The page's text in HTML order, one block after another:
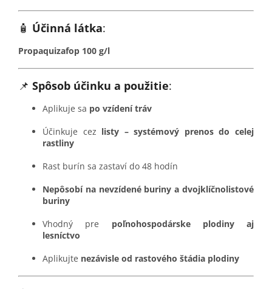
🧴 Účinná látka:
Propaquizafop 100 g/l
📌 Spôsob účinku a použitie:
Aplikuje sa po vzídení tráv
Účinkuje cez listy – systémový prenos do celej
rastliny
Rast burín sa zastaví do 48 hodín
Nepôsobí na nevzídené buriny a dvojklíčnolistové
buriny
Vhodný pre poľnohospodárske plodiny aj
lesníctvo
Aplikujte nezávisle od rastového štádia plodiny